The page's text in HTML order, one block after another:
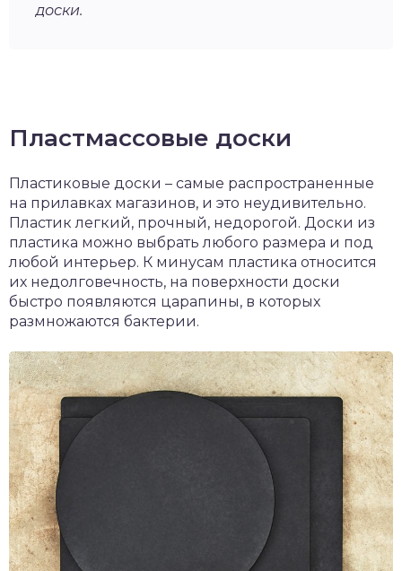
доски.
Пластмассовые доски
Пластиковые доски – самые распространенные
на прилавках магазинов, и это неудивительно.
Пластик легкий, прочный, недорогой. Доски из
пластика можно выбрать любого размера и под
любой интерьер. К минусам пластика относится
их недолговечность, на поверхности доски
быстро появляются царапины, в которых
размножаются бактерии.